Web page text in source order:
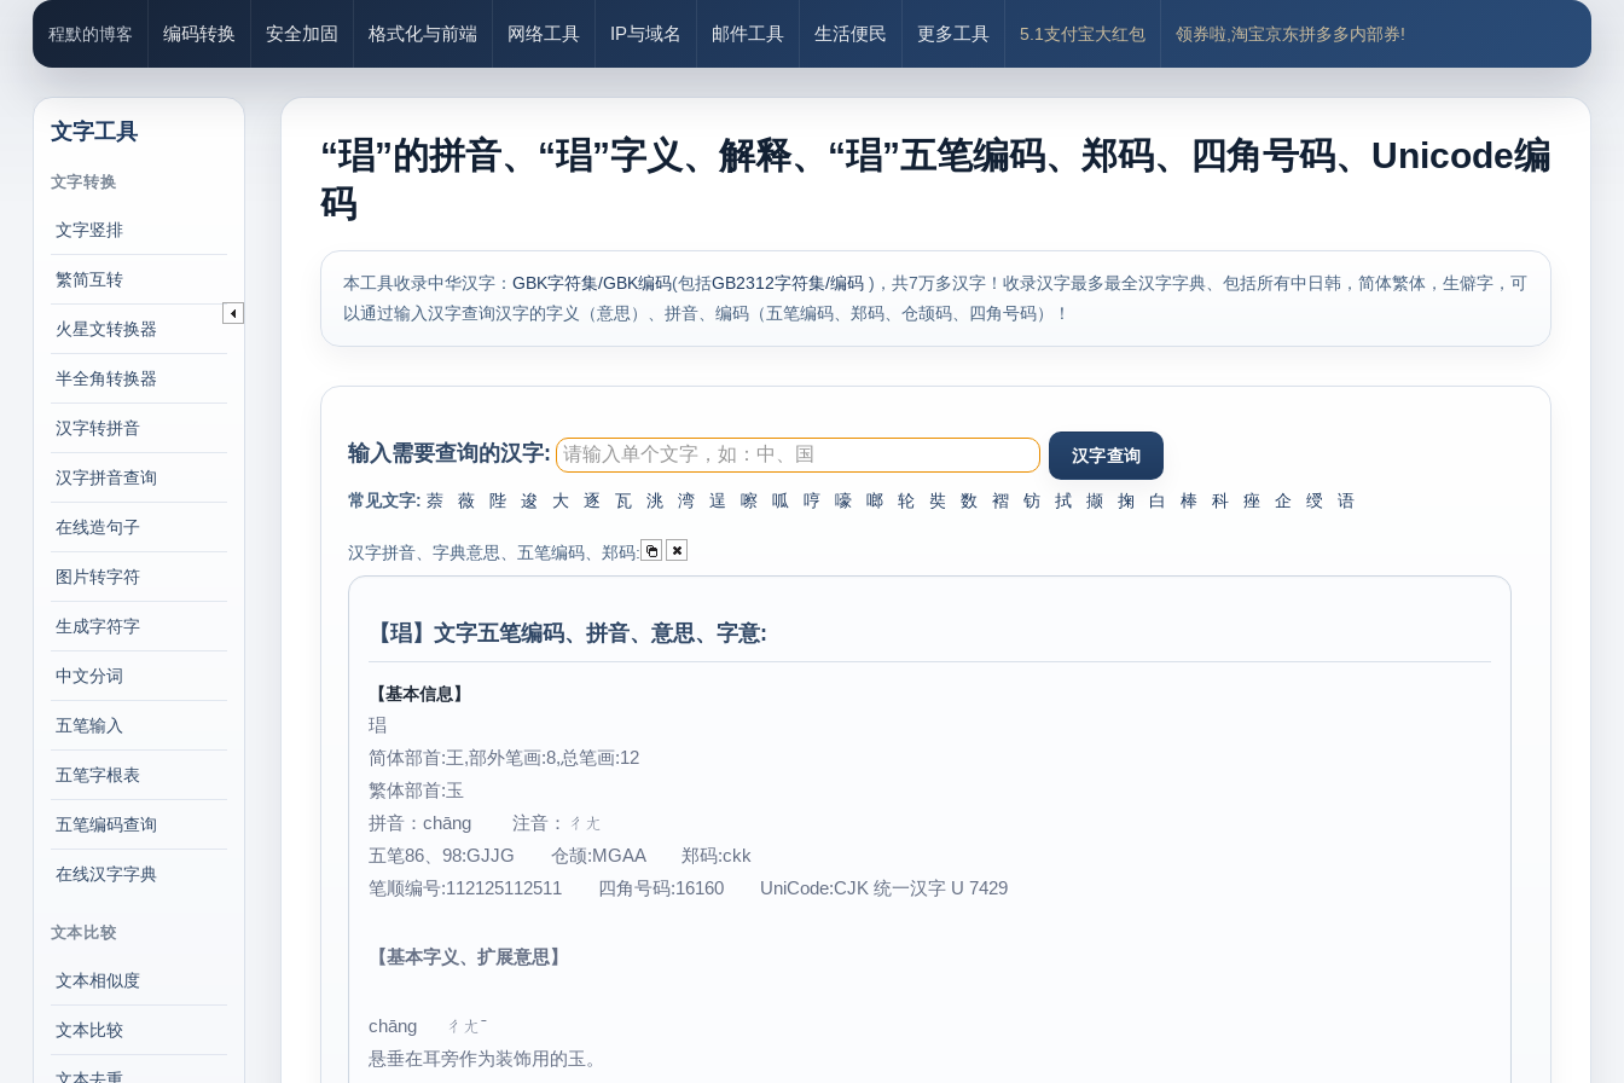
程默的博客 编码转换 安全加固 格式化与前端 网络工具 IP与域名 邮件工具 生活便民 更多工具 5.1支付宝大红包 领券啦,淘宝京东拼多多内部券!
文字工具
文字转换
文字竖排
繁简互转
火星文转换器
半全角转换器
汉字转拼音
汉字拼音查询
在线造句子
图片转字符
生成字符字
中文分词
五笔输入
五笔字根表
五笔编码查询
在线汉字字典
文本比较
文本相似度
文本比较
“琩”的拼音、“琩”字义、解释、“琩”五笔编码、郑码、四角号码、Unicode编
码
本工具收录中华汉字： GBK字符集/GBK编码(包括GB2312字符集/编码 )，共7万多汉字！收录汉字最多最全汉字字典、包括所有中日韩，简体繁体，生僻字，可
以通过输入汉字查询汉字的字义（意思）、拼音、编码（五笔编码、郑码、仓颉码、四角号码）！
输入需要查询的汉字:
常见文字: 萘 薇 陛 逡 大 逐 瓦 洮 湾 逞 嚓 呱 哼 嚎 啷 轮 奘 数 褶 钫 拭 撷 掬 白 棒 科 痤 企 绶 语
汉字拼音、字典意思、五笔编码、郑码:
【琩】文字五笔编码、拼音、意思、字意:
【基本信息】
琩
简体部首:王,部外笔画:8,总笔画:12
繁体部首:玉
拼音：chāng 注音：ㄔㄤ
五笔86、98:GJJG 仓颉:MGAA 郑码:ckk
笔顺编号:112125112511 四角号码:16160 UniCode:CJK 统一汉字 U 7429
【基本字义、扩展意思】
chāng ㄔㄤˉ
悬垂在耳旁作为装饰用的玉。